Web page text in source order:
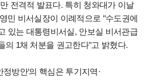
전격적 발표다. 특히 청와대가 이날
민 비서실장이 이례적으로 "수도권에
있는 대통령비서실, 안보실 비서관급
의 1채 처분을 권고한다"고 밝혔다.
정방안'의 핵심은 투기지역·